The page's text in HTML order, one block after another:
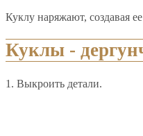
Куклу наряжают, создавая ее
Куклы -
1. Выкроить детали.